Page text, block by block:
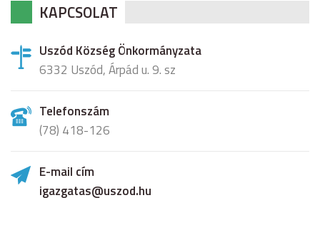
KAPCSOLAT
Uszód Község Önkormányzata
6332 Uszód, Árpád u. 9. sz
Telefonszám
(78) 418-126
E-mail cím
igazgatas@uszod.hu